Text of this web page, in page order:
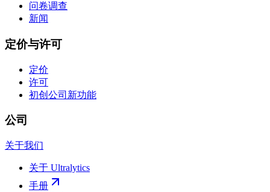
问卷调查
新闻
定价与许可
定价
许可
初创公司 新功能
公司
关于我们
关于 Ultralytics
手册